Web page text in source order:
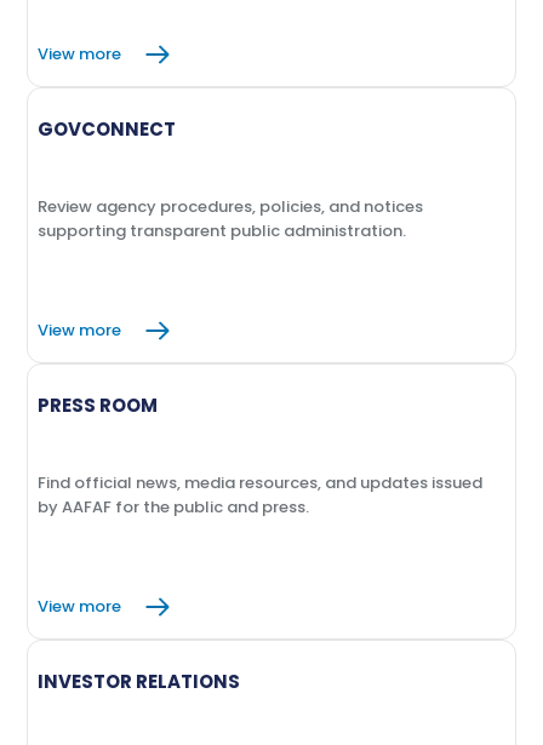
View more
GOVCONNECT
Review agency procedures, policies, and notices
supporting transparent public administration.
View more
PRESS ROOM
Find official news, media resources, and updates issued
by AAFAF for the public and press.
View more
INVESTOR RELATIONS